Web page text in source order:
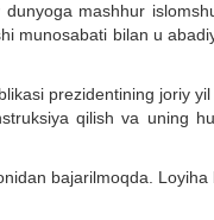
mashhur
munosabati bilan u
prezidentining joriy
qilish va uning
bajarilmoqda.